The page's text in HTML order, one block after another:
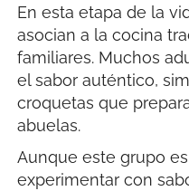
En esta etapa de la
asocian a la cocina
familiares. Muchos
el sabor auténtico,
croquetas que
abuelas.
Aunque este grupo
experimentar con